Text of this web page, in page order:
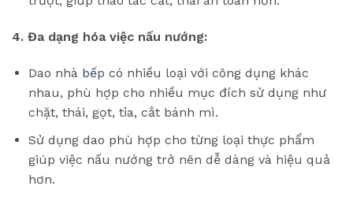
4. Đa dạng hóa việc nấu nướng:
Dao nhà bếp có nhiều loại với công dụng khác
nhau, phù hợp cho nhiều mục đích sử dụng như
chặt, thái, gọt, tỉa, cắt bánh mì.
Sử dụng dao phù hợp cho từng loại thực phẩm
giúp việc nấu nướng trở nên dễ dàng và hiệu quả
hơn.